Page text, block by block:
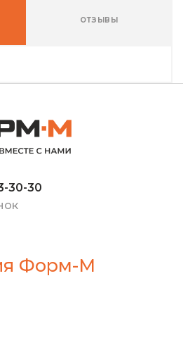
ОТЗЫВЫ
30-30
Форм-М